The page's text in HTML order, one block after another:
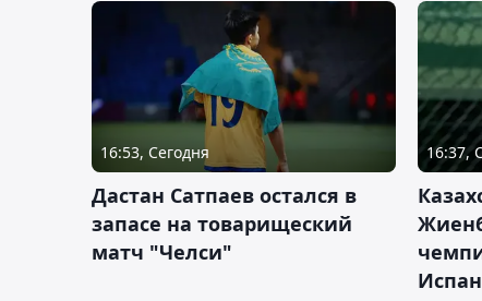
16:53, Сегодня
Дастан Сатпаев остался в
запасе на товарищеский
матч "Челси"
16:37,